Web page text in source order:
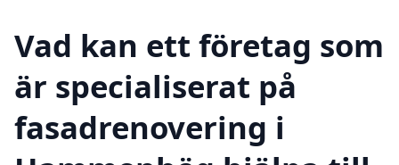
Vad kan ett företag som
är specialiserat på
fasadrenovering i